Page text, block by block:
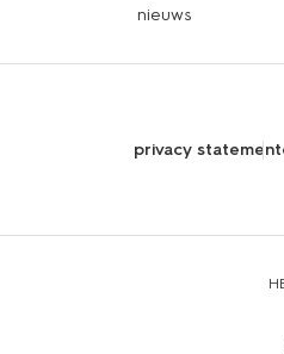
nieuws
privacy statement